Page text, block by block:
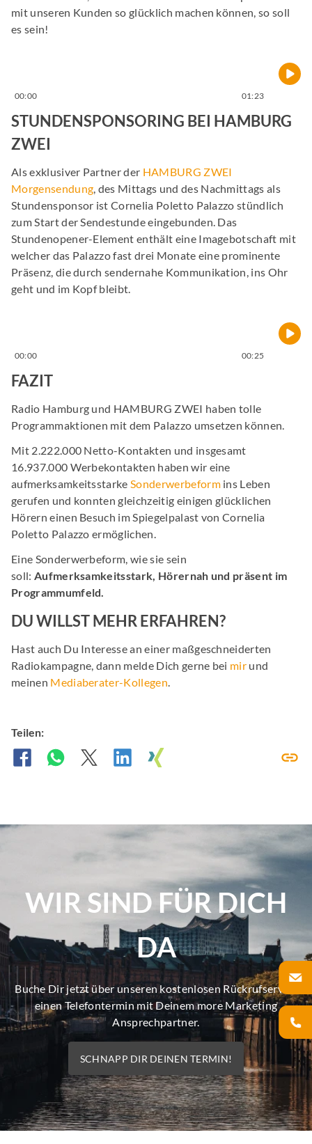
mit unseren Kunden so glücklich machen können, so soll
es sein!
00:00 01:23
STUNDENSPONSORING BEI HAMBURG
ZWEI
Als exklusiver Partner der HAMBURG ZWEI
Morgensendung, des Mittags und des Nachmittags als
Stundensponsor ist Cornelia Poletto Palazzo stündlich
zum Start der Sendestunde eingebunden. Das
Stundenopener-Element enthält eine Imagebotschaft mit
welcher das Palazzo fast drei Monate eine prominente
Präsenz, die durch sendernahe Kommunikation, ins Ohr
geht und im Kopf bleibt.
00:00 00:25
FAZIT
Radio Hamburg und HAMBURG ZWEI haben tolle
Programmaktionen mit dem Palazzo umsetzen können.
Mit 2.222.000 Netto-Kontakten und insgesamt
16.937.000 Werbekontakten haben wir eine
aufmerksamkeitsstarkeSonderwerbeformins Leben
gerufen und konnten gleichzeitig einigen glücklichen
Hörern einen Besuch im Spiegelpalast von Cornelia
Poletto Palazzo ermöglichen.
Eine Sonderwerbeform, wie sie sein
soll: Aufmerksamkeitsstark, Hörernah und präsent im
Programmumfeld.
DU WILLST MEHR ERFAHREN?
Hast auch Du Interesse an einer maßgeschneiderten
Radiokampagne, dann melde Dich gerne bei mir und
meinen Mediaberater-Kollegen.
Teilen:
WIR SIND FÜR DICH
DA
Buche Dir jetzt über unseren kostenlosen Rückrufservice
einen Telefontermin mit Deinem more Marketing
Ansprechpartner.
SCHNAPP DIR DEINEN TERMIN!